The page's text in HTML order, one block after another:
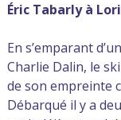
Éric Tabarly à
En s’emparant
Charlie Dalin, le
de son empreinte
Débarqué il y a